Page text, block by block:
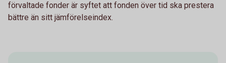
förvaltade fonder är syftet att fonden över tid ska prestera
bättre än sitt jämförelseindex.